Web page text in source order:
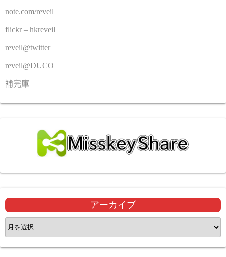
note.com/reveil
flickr – hkreveil
reveil@twitter
reveil@DUCO
補完庫
アーカイブ
ア
ー
カ